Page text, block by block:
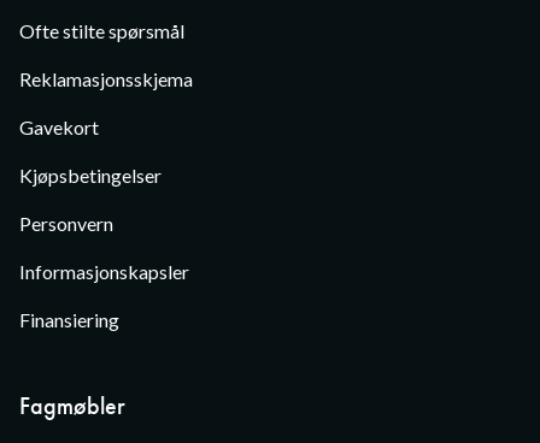
Ofte stilte spørsmål
Reklamasjonsskjema
Gavekort
Kjøpsbetingelser
Personvern
Informasjonskapsler
Finansiering
Fagmøbler